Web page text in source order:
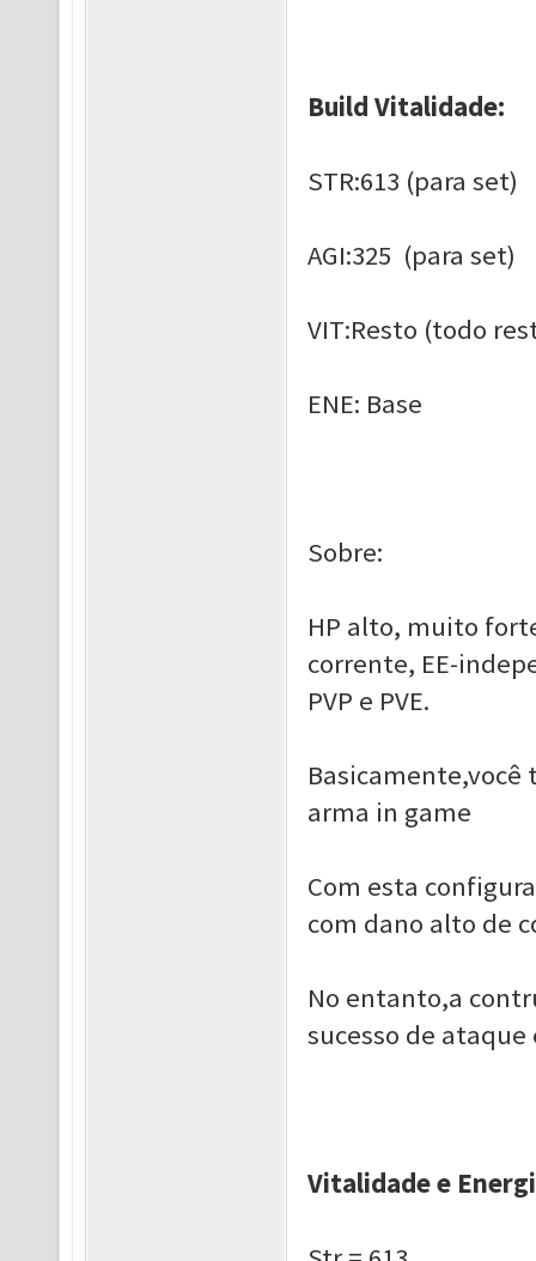
Build Vitalidade:
STR:613 (para set)
AGI:325 (para set)
VIT:Resto (todo
ENE: Base
Sobre:
HP alto, muito
corrente, EE-
PVP e PVE.
Basicamente,você
arma in game
Com esta
com dano alto de
No entanto,a
sucesso de ataque
Vitalidade e